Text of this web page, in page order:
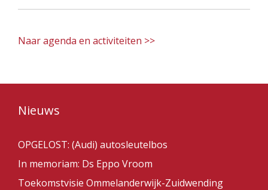
Naar agenda en activiteiten >>
Nieuws
OPGELOST: (Audi) autosleutelbos
In memoriam: Ds Eppo Vroom
Toekomstvisie Ommelanderwijk-Zuidwending